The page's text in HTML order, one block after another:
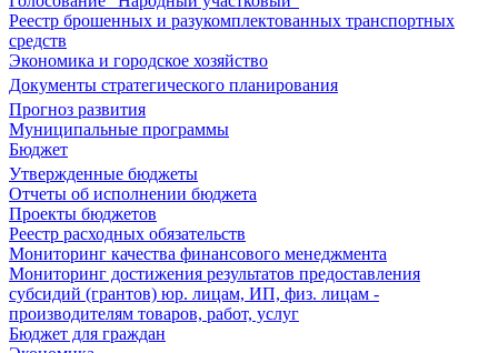
Реестр брошенных и разукомплектованных транспортных
средств
Экономика и городское хозяйство
Документы стратегического планирования
Прогноз развития
Муниципальные программы
Бюджет
Утвержденные бюджеты
Отчеты об исполнении бюджета
Проекты бюджетов
Реестр расходных обязательств
Мониторинг качества финансового менеджмента
Мониторинг достижения результатов предоставления
субсидий (грантов) юр. лицам, ИП, физ. лицам -
производителям товаров, работ, услуг
Бюджет для граждан